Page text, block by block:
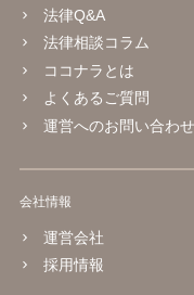
法律Q&A
法律相談コラム
ココナラとは
よくあるご質問
運営へのお問い合わせ
会社情報
運営会社
採用情報